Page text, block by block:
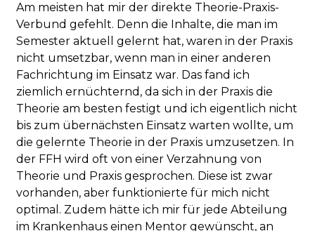
Am meisten hat mir der direkte Theorie-Praxis-
Verbund gefehlt. Denn die Inhalte, die man im
Semester aktuell gelernt hat, waren in der Praxis
nicht umsetzbar, wenn man in einer anderen
Fachrichtung im Einsatz war. Das fand ich
ziemlich ernüchternd, da sich in der Praxis die
Theorie am besten festigt und ich eigentlich nicht
bis zum übernächsten Einsatz warten wollte, um
die gelernte Theorie in der Praxis umzusetzen. In
der FFH wird oft von einer Verzahnung von
Theorie und Praxis gesprochen. Diese ist zwar
vorhanden, aber funktionierte für mich nicht
optimal. Zudem hätte ich mir für jede Abteilung
im Krankenhaus einen Mentor gewünscht, an